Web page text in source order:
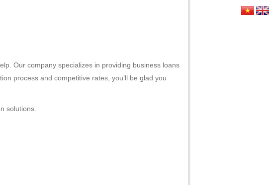
Our company specializes in providing business loans
process and competitive rates, you’ll be glad you
solutions.